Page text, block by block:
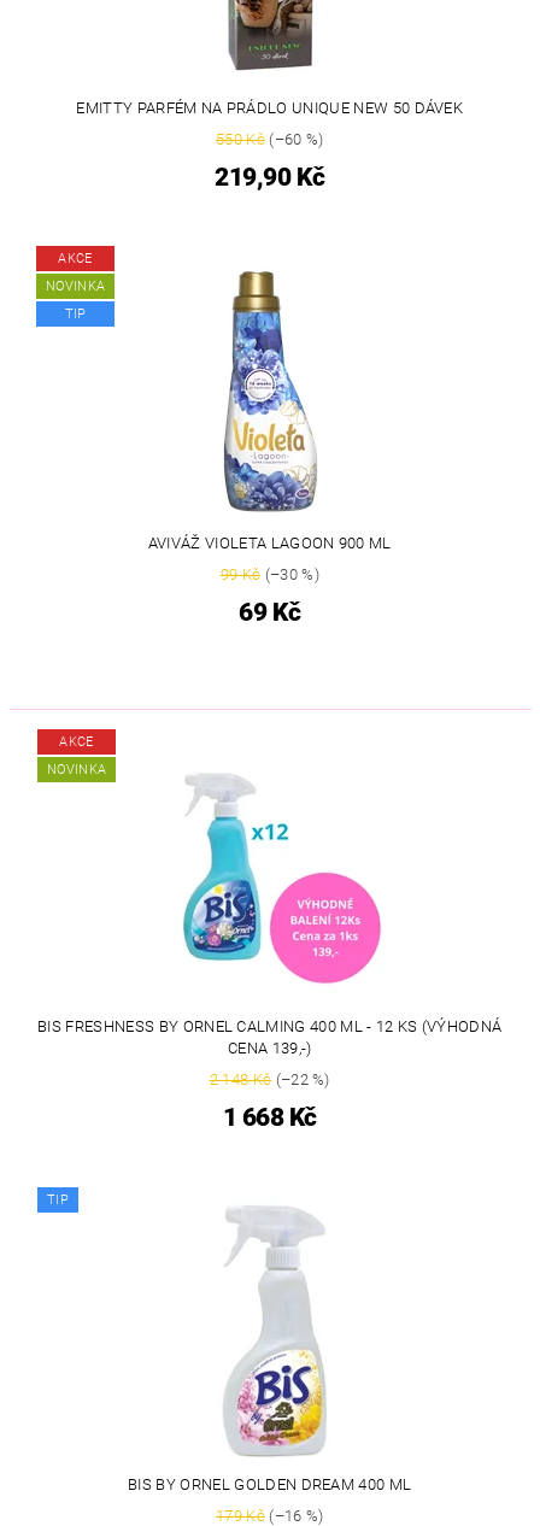
EMITTY PARFÉM NA PRÁDLO UNIQUE NEW 50 DÁVEK
550 Kč(–60 %)
219,90 Kč
AKCE
NOVINKA
TIP
AVIVÁŽ VIOLETA LAGOON 900 ML
99 Kč(–30 %)
69 Kč
AKCE
NOVINKA
BIS FRESHNESS BY ORNEL CALMING 400 ML - 12 KS (VÝHODNÁ
CENA 139,-)
2 148 Kč(–22 %)
1 668 Kč
TIP
BIS BY ORNEL GOLDEN DREAM 400 ML
179 Kč(–16 %)